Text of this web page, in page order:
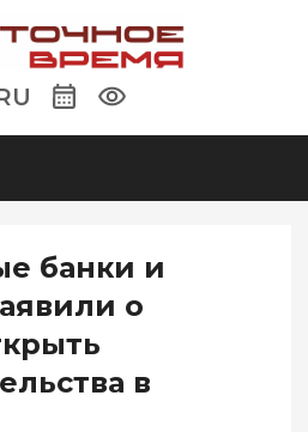
банки и
о
в